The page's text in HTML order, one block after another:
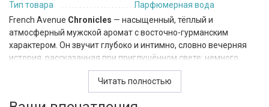
Тип товара
Парфюмерная вода
French Avenue Chronicles — насыщенный, тёплый и
атмосферный мужской аромат с восточно-гурманским
характером. Он звучит глубоко и интимно, словно вечерняя
история, рассказанная при приглушённом свете: немного
мистики, немного сладкого дыма и много чувственной
Читать полностью